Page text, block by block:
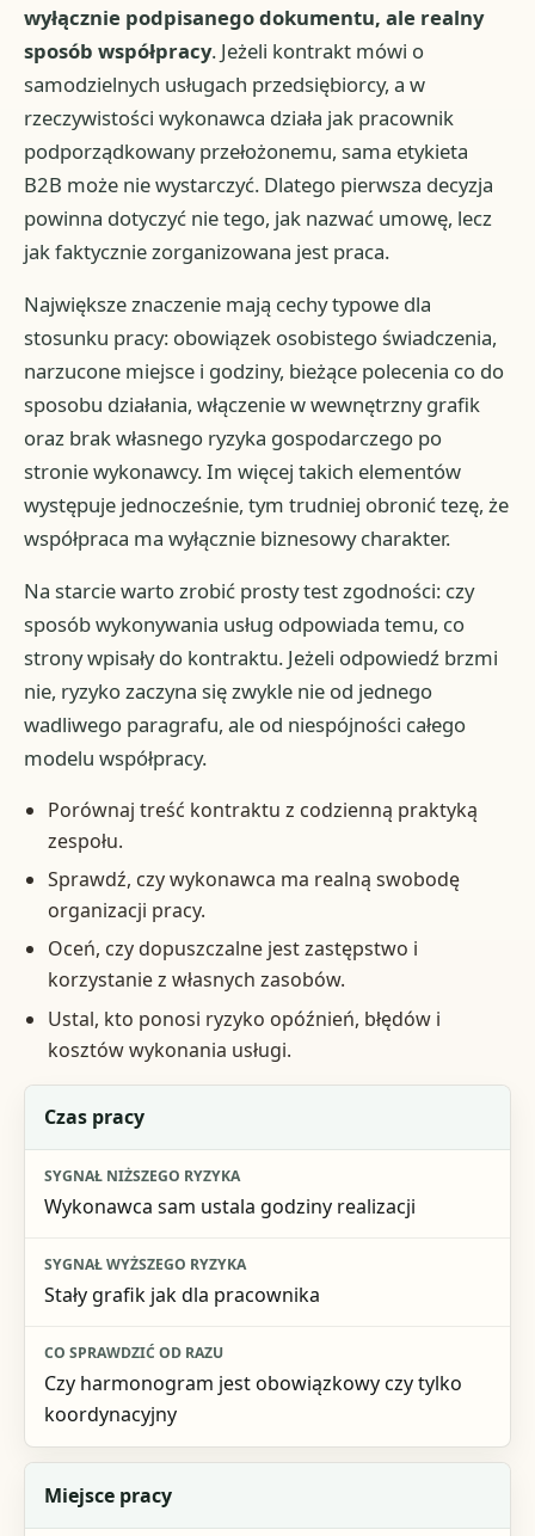
wyłącznie podpisanego dokumentu, ale realny
sposób współpracy. Jeżeli kontrakt mówi o
samodzielnych usługach przedsiębiorcy, a w
rzeczywistości wykonawca działa jak pracownik
podporządkowany przełożonemu, sama etykieta
B2B może nie wystarczyć. Dlatego pierwsza decyzja
powinna dotyczyć nie tego, jak nazwać umowę, lecz
jak faktycznie zorganizowana jest praca.
Największe znaczenie mają cechy typowe dla
stosunku pracy: obowiązek osobistego świadczenia,
narzucone miejsce i godziny, bieżące polecenia co do
sposobu działania, włączenie w wewnętrzny grafik
oraz brak własnego ryzyka gospodarczego po
stronie wykonawcy. Im więcej takich elementów
występuje jednocześnie, tym trudniej obronić tezę, że
współpraca ma wyłącznie biznesowy charakter.
Na starcie warto zrobić prosty test zgodności: czy
sposób wykonywania usług odpowiada temu, co
strony wpisały do kontraktu. Jeżeli odpowiedź brzmi
nie, ryzyko zaczyna się zwykle nie od jednego
wadliwego paragrafu, ale od niespójności całego
modelu współpracy.
Porównaj treść kontraktu z codzienną praktyką
zespołu.
Sprawdź, czy wykonawca ma realną swobodę
organizacji pracy.
Oceń, czy dopuszczalne jest zastępstwo i
korzystanie z własnych zasobów.
Ustal, kto ponosi ryzyko opóźnień, błędów i
kosztów wykonania usługi.
Element współpracy
Sygnał niższego ryzyka
Sygnał wyższego ryzyka
Czas pracy
Wykonawca sam ustala godziny realizacji
Stały grafik jak dla pracownika
Czy harmonogram jest obowiązkowy czy tylko
koordynacyjny
Miejsce pracy